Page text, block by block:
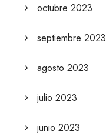
octubre 2023
septiembre 2023
agosto 2023
julio 2023
junio 2023